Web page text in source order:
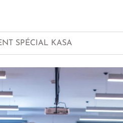
SPÉCIAL KASA